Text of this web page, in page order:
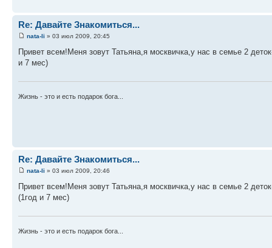
Re: Давайте Знакомиться...
nata-li » 03 июл 2009, 20:45
Привет всем!Меня зовут Татьяна,я москвичка,у нас в семье 2
и 7 мес)
Жизнь - это и есть подарок бога...
Re: Давайте Знакомиться...
nata-li » 03 июл 2009, 20:46
Привет всем!Меня зовут Татьяна,я москвичка,у нас в семье 2
(1год и 7 мес)
Жизнь - это и есть подарок бога...